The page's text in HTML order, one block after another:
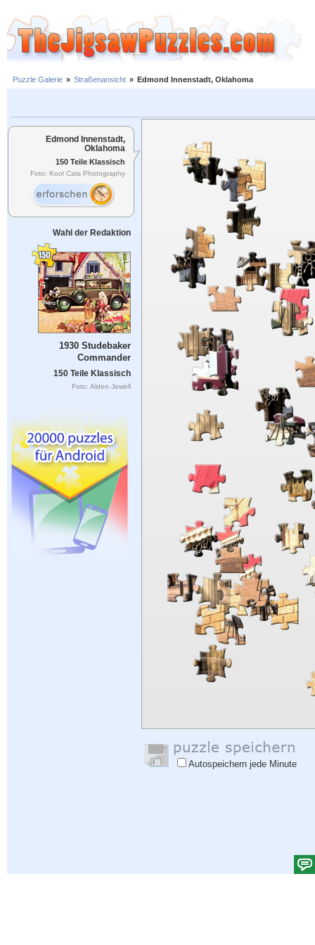
Puzzle Galerie » Straßenansicht » Edmond Innenstadt, Oklahoma
Edmond Innenstadt,
Oklahoma
150 Teile Klassisch
Foto: Kool Cats Photography
Wahl der Redaktion
1930 Studebaker
Commander
150 Teile Klassisch
Foto: Alden Jewell
Autospeichern jede Minute